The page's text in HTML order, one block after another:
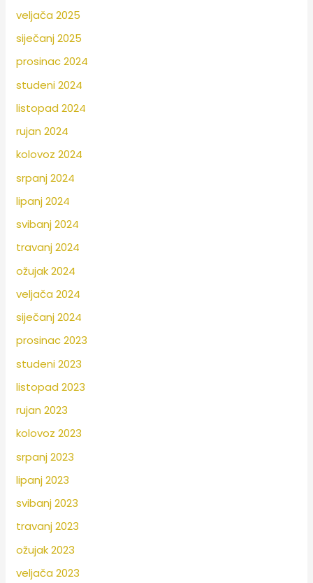
veljača 2025
siječanj 2025
prosinac 2024
studeni 2024
listopad 2024
rujan 2024
kolovoz 2024
srpanj 2024
lipanj 2024
svibanj 2024
travanj 2024
ožujak 2024
veljača 2024
siječanj 2024
prosinac 2023
studeni 2023
listopad 2023
rujan 2023
kolovoz 2023
srpanj 2023
lipanj 2023
svibanj 2023
travanj 2023
ožujak 2023
veljača 2023